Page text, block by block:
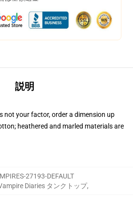
説明
not your factor, order a dimension up
heathered and marled materials are
27193-DEFAULT
Diaries タンクトップ,